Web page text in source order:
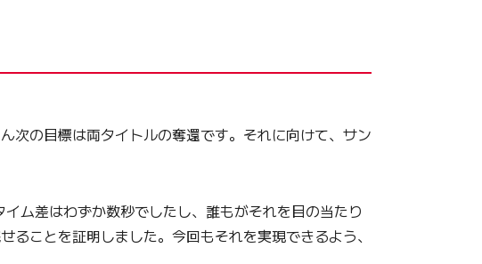
次の目標は両タイトルの奪還です。それに向けて、サン
ム差はわずか数秒でしたし、誰もがそれを目の当たり
ことを証明しました。今回もそれを実現できるよう、